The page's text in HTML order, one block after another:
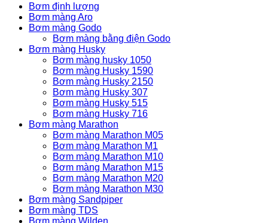
Bơm định lượng
Bơm màng Aro
Bơm màng Godo
Bơm màng bằng điện Godo
Bơm màng Husky
Bơm màng husky 1050
Bơm màng Husky 1590
Bơm màng Husky 2150
Bơm màng Husky 307
Bơm màng Husky 515
Bơm màng Husky 716
Bơm màng Marathon
Bơm màng Marathon M05
Bơm màng Marathon M1
Bơm màng Marathon M10
Bơm màng Marathon M15
Bơm màng Marathon M20
Bơm màng Marathon M30
Bơm màng Sandpiper
Bơm màng TDS
Bơm màng Wilden